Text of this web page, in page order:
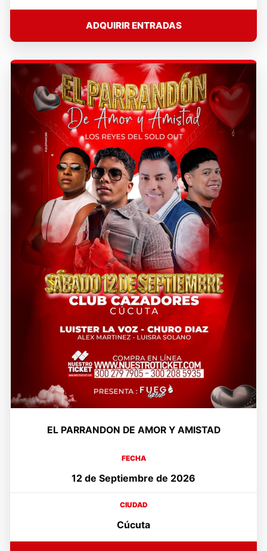
ADQUIRIR ENTRADAS
EL PARRANDON DE AMOR Y AMISTAD
FECHA
12 de Septiembre de 2026
CIUDAD
Cúcuta